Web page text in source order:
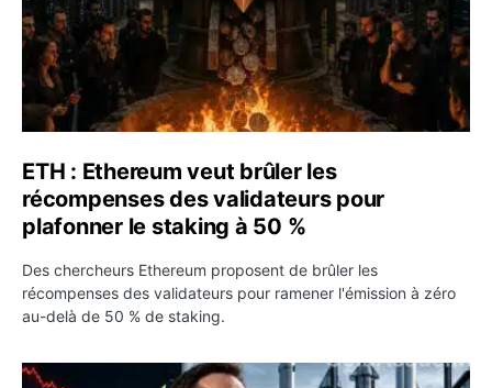
ETH : Ethereum veut brûler les
récompenses des validateurs pour
plafonner le staking à 50 %
Des chercheurs Ethereum proposent de brûler les
récompenses des validateurs pour ramener l'émission à zéro
au-delà de 50 % de staking.
SPCX : SpaceX publie 7,8 milliards de dollars de